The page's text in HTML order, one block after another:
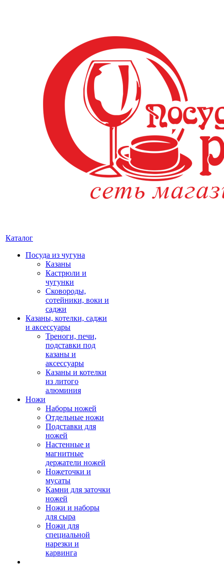
Каталог
Посуда из чугуна
Казаны
Кастрюли и
чугунки
Сковороды,
сотейники, воки и
саджи
Казаны, котелки, саджи
и аксессуары
Треноги, печи,
подставки под
казаны и
аксессуары
Казаны и котелки
из литого
алюминия
Ножи
Наборы ножей
Отдельные ножи
Подставки для
ножей
Настенные и
магнитные
держатели ножей
Ножеточки и
мусаты
Камни для заточки
ножей
Ножи и наборы
для сыра
Ножи для
специальной
нарезки и
карвинга